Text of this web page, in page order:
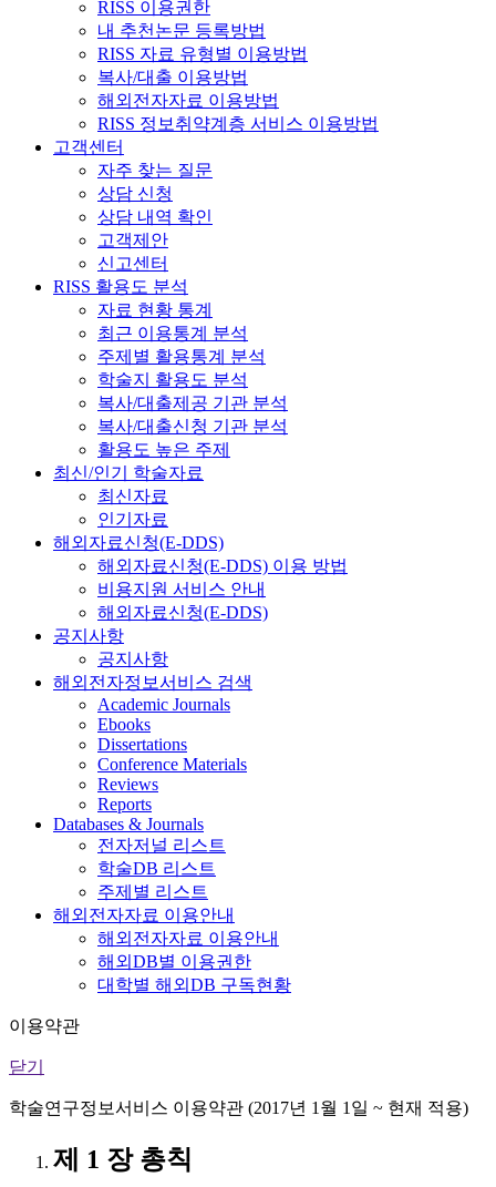
RISS 이용권한
내 추천논문 등록방법
RISS 자료 유형별 이용방법
복사/대출 이용방법
해외전자자료 이용방법
RISS 정보취약계층 서비스 이용방법
고객센터
자주 찾는 질문
상담 신청
상담 내역 확인
고객제안
신고센터
RISS 활용도 분석
자료 현황 통계
최근 이용통계 분석
주제별 활용통계 분석
학술지 활용도 분석
복사/대출제공 기관 분석
복사/대출신청 기관 분석
활용도 높은 주제
최신/인기 학술자료
최신자료
인기자료
해외자료신청(E-DDS)
해외자료신청(E-DDS) 이용 방법
비용지원 서비스 안내
해외자료신청(E-DDS)
공지사항
공지사항
해외전자정보서비스 검색
Academic Journals
Ebooks
Dissertations
Conference Materials
Reviews
Reports
Databases & Journals
전자저널 리스트
학술DB 리스트
주제별 리스트
해외전자자료 이용안내
해외전자자료 이용안내
해외DB별 이용권한
대학별 해외DB 구독현황
이용약관
닫기
학술연구정보서비스 이용약관 (2017년 1월 1일 ~ 현재 적용)
제 1 장 총칙